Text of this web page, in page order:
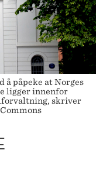
å påpeke at Norges
ligger innenfor
skriver